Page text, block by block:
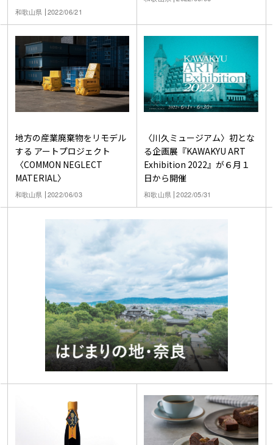
和歌山県 2022/06/21
地方の産業廃棄物をリモデル
する アートプロジェクト
〈COMMON NEGLECT
MATERIAL〉
和歌山県 2022/06/03
〈川久ミュージアム〉初とな
る企画展『KAWAKYU ART
Exhibition 2022』が６月１
日から開催
和歌山県 2022/05/31